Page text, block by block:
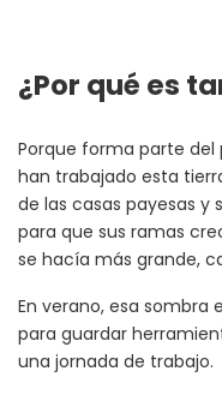
¿Por qué es
Porque forma parte del
han trabajado esta
de las casas payesas
para que sus ramas
se hacía más grande,
En verano, esa sombra
para guardar
una jornada de trabajo.